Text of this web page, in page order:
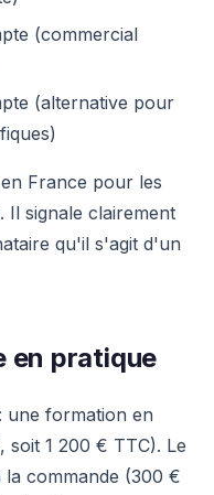
(commercial
(alternative pour
France pour les
signale clairement
qu'il s'agit d'un
en pratique
une formation en
soit 1 200 € TTC). Le
commande (300 €